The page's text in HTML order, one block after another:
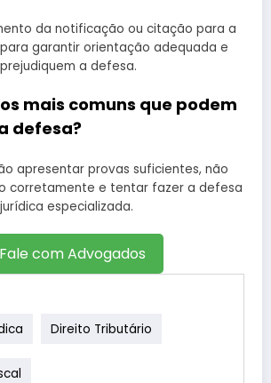
da notificação ou citação para a
garantir orientação adequada e
a defesa.
mais comuns que podem
defesa?
apresentar provas suficientes, não
corretamente e tentar fazer a defesa
especializada.
Fale com Advogados
Direito Tributário